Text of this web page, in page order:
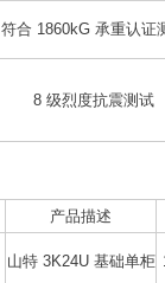
符合 1860kG 承重认证
8 级烈度抗震测试
产品描述
山特 3K24U 基础单柜